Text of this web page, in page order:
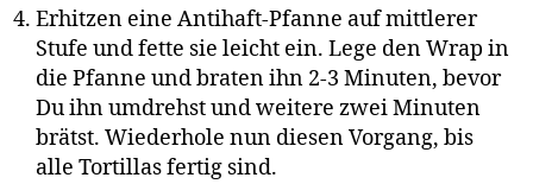
Erhitzen eine Antihaft-Pfanne auf mittlerer
Stufe und fette sie leicht ein. Lege den Wrap in
die Pfanne und braten ihn 2-3 Minuten, bevor
Du ihn umdrehst und weitere zwei Minuten
brätst. Wiederhole nun diesen Vorgang, bis
alle Tortillas fertig sind.